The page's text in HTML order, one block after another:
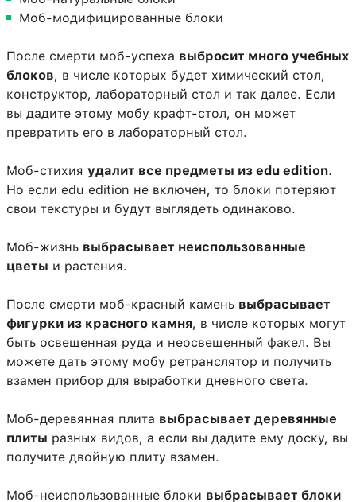
Моб-модифицированные блоки
После смерти моб-успеха выбросит много учебных
блоков, в числе которых будет химический стол,
конструктор, лабораторный стол и так далее. Если
вы дадите этому мобу крафт-стол, он может
превратить его в лабораторный стол.
Моб-стихия удалит все предметы из edu edition.
Но если edu edition не включен, то блоки потеряют
свои текстуры и будут выглядеть одинаково.
Моб-жизнь выбрасывает неиспользованные
цветы и растения.
После смерти моб-красный камень выбрасывает
фигурки из красного камня, в числе которых могут
быть освещенная руда и неосвещенный факел. Вы
можете дать этому мобу ретранслятор и получить
взамен прибор для выработки дневного света.
Моб-деревянная плита выбрасывает деревянные
плиты разных видов, а если вы дадите ему доску, вы
получите двойную плиту взамен.
Моб-неиспользованные блоки выбрасывает блоки